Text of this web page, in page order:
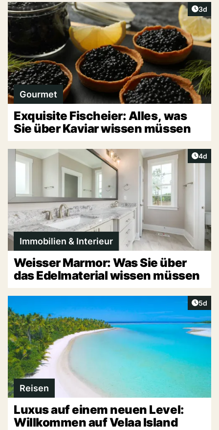
3d
Gourmet
Exquisite Fischeier: Alles, was
Sie über Kaviar wissen müssen
4d
Immobilien & Interieur
Weisser Marmor: Was Sie über
das Edelmaterial wissen müssen
5d
Reisen
Luxus auf einem neuen Level:
Willkommen auf Velaa Island